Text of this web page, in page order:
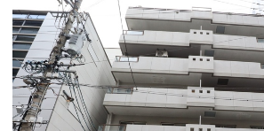
地図から探す
マイリスト
アパマンショップ 栄店